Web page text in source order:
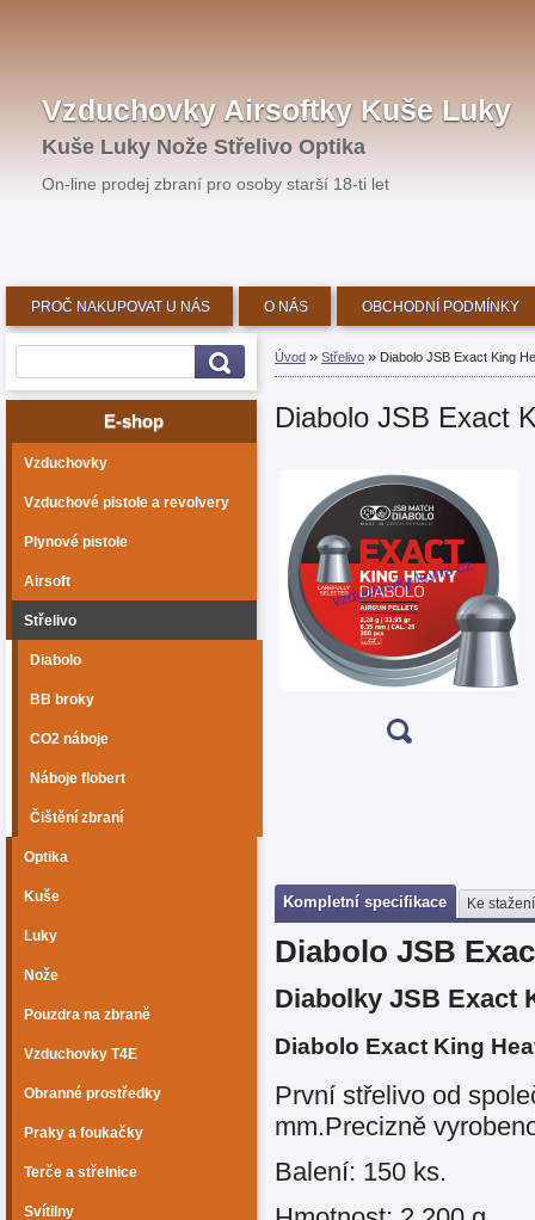
Vzduchovky Airsoftky Kuše Luky
Kuše Luky Nože Střelivo Optika
On-line prodej zbraní pro osoby starší 18-ti let
PROČ NAKUPOVAT U NÁS O NÁS OBCHODNÍ PODMÍNKY
E-shop
Vzduchovky
Vzduchové pistole a revolvery
Plynové pistole
Airsoft
Střelivo
Diabolo
BB broky
CO2 náboje
Náboje flobert
Čištění zbraní
Optika
Kuše
Luky
Nože
Pouzdra na zbraně
Vzduchovky T4E
Obranné prostředky
Praky a foukačky
Terče a střelnice
Svítilny
Úvod » Střelivo » Diabolo JSB Exact King
Diabolo JSB Exact
Kompletní specifikace Ke stažení
Diabolo JSB
Diabolky JSB Exact
Diabolo Exact King
První střelivo od
mm.Precizně
Balení: 150 ks.